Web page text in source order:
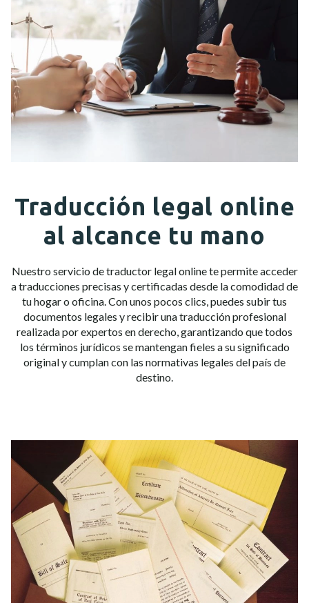
Traducción legal online
al alcance tu mano
Nuestro servicio de traductor legal online te permite acceder
a traducciones precisas y certificadas desde la comodidad de
tu hogar o oficina. Con unos pocos clics, puedes subir tus
documentos legales y recibir una traducción profesional
realizada por expertos en derecho, garantizando que todos
los términos jurídicos se mantengan fieles a su significado
original y cumplan con las normativas legales del país de
destino.